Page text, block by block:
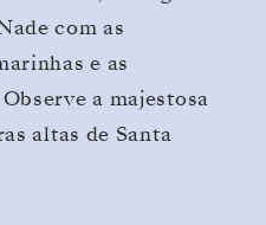
com as
e as
a majestosa
altas de Santa